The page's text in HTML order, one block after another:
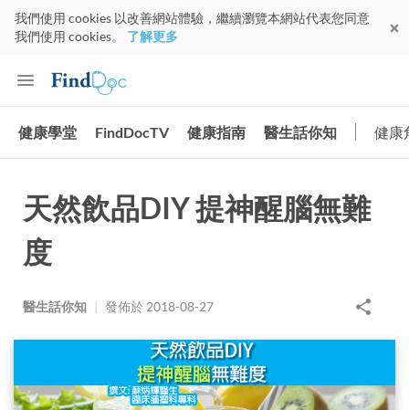
我們使用 cookies 以改善網站體驗，繼續瀏覽本網站代表您同意
我們使用 cookies。 了解更多
健康學堂 FindDocTV 健康指南 醫生話你知 健康
天然飲品DIY 提神醒腦無難
度
醫生話你知 | 發佈於 2018-08-27